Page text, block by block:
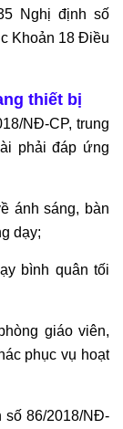
Nghị định số
Khoản 18 Điều
thiết bị
NĐ-CP, trung
phải đáp ứng
ánh sáng, bàn
dạy;
bình quân tối
giáo viên,
phục vụ hoạt
số 86/2018/NĐ-